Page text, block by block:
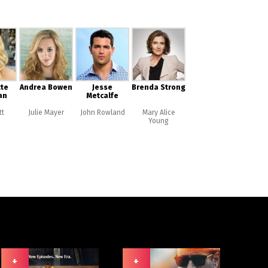
Andrea Bowen
Julie Mayer
Jesse
Metcalfe
John Rowland
Brenda Strong
Mary Alice
Young
+ +